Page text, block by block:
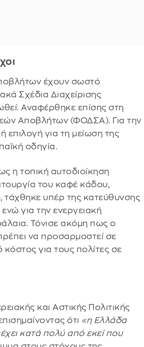
έχουν σωστό
Σχέδια Διαχείρισης
Αναφέρθηκε επίσης στη
Αποβλήτων (ΦΟΔΣΑ). Για την
επιλογή για τη μείωση της
οδηγία.
η τοπική αυτοδιοίκηση
του καφέ κάδου,
υπέρ της κατεύθυνσης
για την ενεργειακή
Τόνισε ακόμη πως ο
να προσαρμοστεί σε
για τους πολίτες σε
και Αστικής Πολιτικής
ότι «η Ελλάδα
κατά πολύ από εκεί που